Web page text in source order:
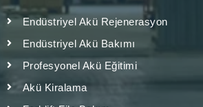
Endüstriyel Akü Rejenerasyon
Endüstriyel Akü Bakımı
Profesyonel Akü Eğitimi
Akü Kiralama